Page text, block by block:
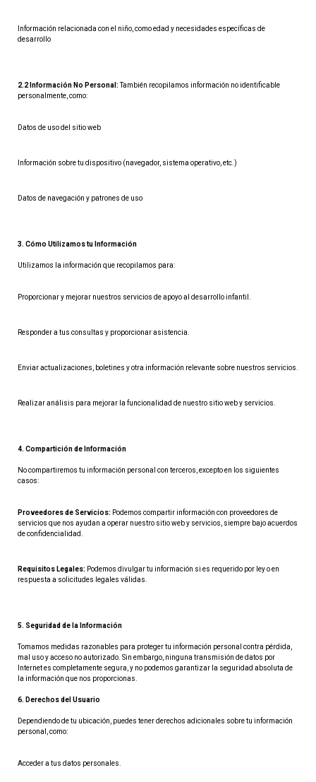
Información relacionada con el niño, como edad y necesidades específicas de
desarrollo
2.2 Información No Personal: También recopilamos información no identificable
personalmente, como:
Datos de uso del sitio web
Información sobre tu dispositivo (navegador, sistema operativo, etc.)
Datos de navegación y patrones de uso
3. Cómo Utilizamos tu Información
Utilizamos la información que recopilamos para:
Proporcionar y mejorar nuestros servicios de apoyo al desarrollo infantil.
Responder a tus consultas y proporcionar asistencia.
Enviar actualizaciones, boletines y otra información relevante sobre nuestros servicios.
Realizar análisis para mejorar la funcionalidad de nuestro sitio web y servicios.
4. Compartición de Información
No compartiremos tu información personal con terceros, excepto en los siguientes
casos:
Proveedores de Servicios: Podemos compartir información con proveedores de
servicios que nos ayudan a operar nuestro sitio web y servicios, siempre bajo acuerdos
de confidencialidad.
Requisitos Legales: Podemos divulgar tu información si es requerido por ley o en
respuesta a solicitudes legales válidas.
5. Seguridad de la Información
Tomamos medidas razonables para proteger tu información personal contra pérdida,
mal uso y acceso no autorizado. Sin embargo, ninguna transmisión de datos por
Internet es completamente segura, y no podemos garantizar la seguridad absoluta de
la información que nos proporcionas.
6. Derechos del Usuario
Dependiendo de tu ubicación, puedes tener derechos adicionales sobre tu información
personal, como:
Acceder a tus datos personales.